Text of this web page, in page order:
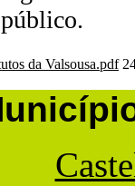
da Valsousa.pdf